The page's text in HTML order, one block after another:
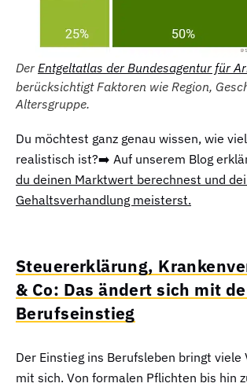
Der Entgeltatlas der Bundesagentur für
berücksichtigt Faktoren wie Region,
Altersgruppe.
Du möchtest ganz genau wissen, wie
realistisch ist?➡️ Auf unserem Blog
du deinen Marktwert berechnest und
Gehaltsverhandlung meisterst.
Steuererklärung,
& Co: Das ändert sich mit
Berufseinstieg
Der Einstieg ins Berufsleben bringt viele
mit sich. Von formalen Pflichten bis hin